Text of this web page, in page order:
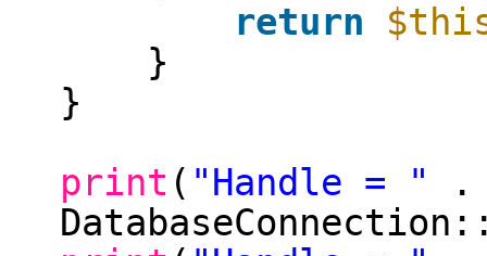
return
}
}
print ( "Handle = "
.